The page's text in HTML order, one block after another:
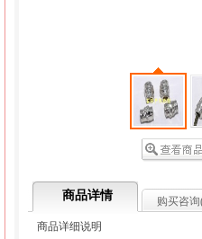
商品详情
购买咨询
商品详细说明